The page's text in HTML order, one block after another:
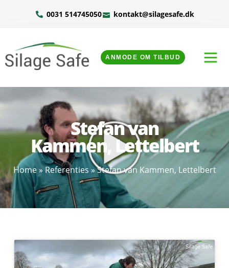
0031 514745050 kontakt@silagesafe.dk
ANMODE OM TILBUD
Stefan van
Kammen, Lettelbert
Home» Referenties »Stefan van Kammen, Lettelbert